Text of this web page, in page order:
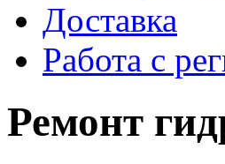
Доставка
Работа с
Ремонт